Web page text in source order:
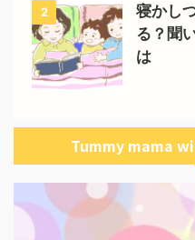
2
寝かし
る？聞
は
Tummy mama